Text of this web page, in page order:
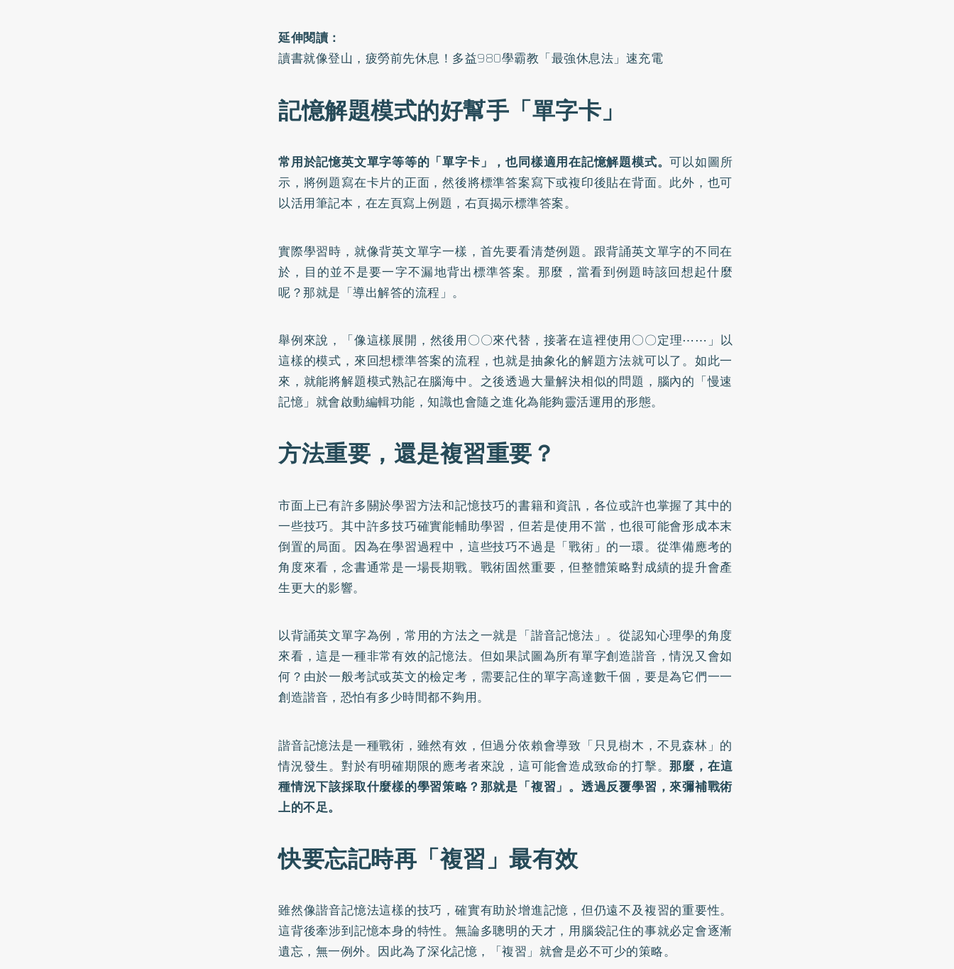
延伸閱讀：
讀書就像登山，疲勞前先休息！多益980學霸教「最強休息法」速充電
記憶解題模式的好幫手「單字卡」
常用於記憶英文單字等等的「單字卡」，也同樣適用在記憶解題模式。可以如圖所
示，將例題寫在卡片的正面，然後將標準答案寫下或複印後貼在背面。此外，也可
以活用筆記本，在左頁寫上例題，右頁揭示標準答案。
實際學習時，就像背英文單字一樣，首先要看清楚例題。跟背誦英文單字的不同在
於，目的並不是要一字不漏地背出標準答案。那麼，當看到例題時該回想起什麼
呢？那就是「導出解答的流程」。
舉例來說，「像這樣展開，然後用〇〇來代替，接著在這裡使用〇〇定理⋯⋯」以
這樣的模式，來回想標準答案的流程，也就是抽象化的解題方法就可以了。如此一
來，就能將解題模式熟記在腦海中。之後透過大量解決相似的問題，腦內的「慢速
記憶」就會啟動編輯功能，知識也會隨之進化為能夠靈活運用的形態。
方法重要，還是複習重要？
市面上已有許多關於學習方法和記憶技巧的書籍和資訊，各位或許也掌握了其中的
一些技巧。其中許多技巧確實能輔助學習，但若是使用不當，也很可能會形成本末
倒置的局面。因為在學習過程中，這些技巧不過是「戰術」的一環。從準備應考的
角度來看，念書通常是一場長期戰。戰術固然重要，但整體策略對成績的提升會產
生更大的影響。
以背誦英文單字為例，常用的方法之一就是「諧音記憶法」。從認知心理學的角度
來看，這是一種非常有效的記憶法。但如果試圖為所有單字創造諧音，情況又會如
何？由於一般考試或英文的檢定考，需要記住的單字高達數千個，要是為它們一一
創造諧音，恐怕有多少時間都不夠用。
諧音記憶法是一種戰術，雖然有效，但過分依賴會導致「只見樹木，不見森林」的
情況發生。對於有明確期限的應考者來說，這可能會造成致命的打擊。那麼，在這
種情況下該採取什麼樣的學習策略？那就是「複習」。透過反覆學習，來彌補戰術
上的不足。
快要忘記時再「複習」最有效
雖然像諧音記憶法這樣的技巧，確實有助於增進記憶，但仍遠不及複習的重要性。
這背後牽涉到記憶本身的特性。無論多聰明的天才，用腦袋記住的事就必定會逐漸
遺忘，無一例外。因此為了深化記憶，「複習」就會是必不可少的策略。